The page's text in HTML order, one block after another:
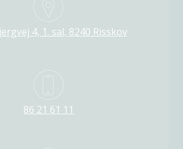
4, 1. sal, 8240 Risskov
86 21 61 11